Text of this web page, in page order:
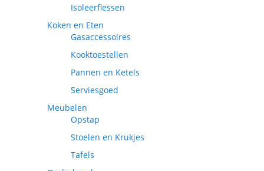
Isoleerflessen
Koken en Eten
Gasaccessoires
Kooktoestellen
Pannen en Ketels
Serviesgoed
Meubelen
Opstap
Stoelen en Krukjes
Tafels